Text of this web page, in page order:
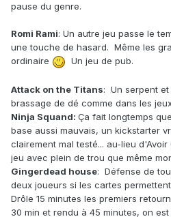
pause du genre.
Romi Rami: Un autre jeu passe le
une touche de hasard. Même les
ordinaire
Un jeu de pub.
Attack on the Titans: Un serpent
brassage de dé comme dans les
Ninja Squand: Ça fait longtemps
base aussi mauvais, un kickstarter
clairement mal testé... au-lieu
jeu avec plein de trou que même
Gingerdead house: Défense de
deux joueurs si les cartes
Drôle 15 minutes les premiers
30 min et rendu à 45 minutes, on